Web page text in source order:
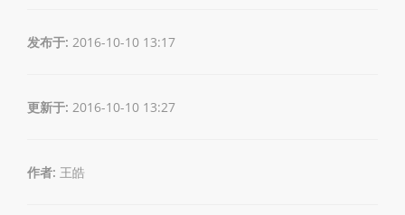
发布于: 2016-10-10 13:17
更新于: 2016-10-10 13:27
作者: 王皓